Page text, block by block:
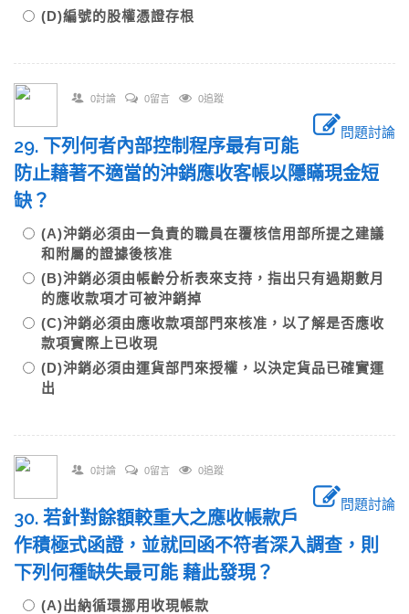
(D)編號的股權憑證存根
0討論 0留言 0追蹤
問題討論
29. 下列何者內部控制程序最有可能
防止藉著不適當的沖銷應收客帳以隱瞞現金短
缺？
(A)沖銷必須由一負責的職員在覆核信用部所提之建議
和附屬的證據後核准
(B)沖銷必須由帳齡分析表來支持，指出只有過期數月
的應收款項才可被沖銷掉
(C)沖銷必須由應收款項部門來核准，以了解是否應收
款項實際上已收現
(D)沖銷必須由運貨部門來授權，以決定貨品已確實運
出
0討論 0留言 0追蹤
問題討論
30. 若針對餘額較重大之應收帳款戶
作積極式函證，並就回函不符者深入調查，則
下列何種缺失最可能 藉此發現？
(A)出納循環挪用收現帳款